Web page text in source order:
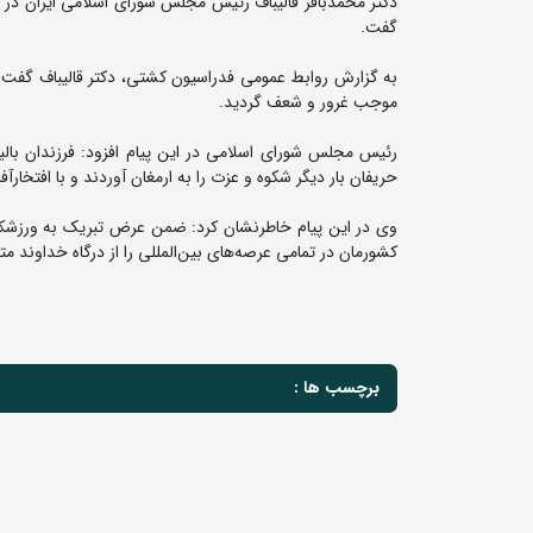
گفت.
به گزارش روابط عمومی فدراسیون کشتی، دکتر قالیباف
موجب غرور و شعف گردید.
رئیس مجلس شورای اسلامی در این پیام افزود: فرزندان
حریفان‌ بار دیگر شکوه و عزت را به ارمغان آوردند و با
وی در این پیام خاطرنشان کرد: ضمن عرض تبریک به
کشورمان در تمامی عرصه‌های بین‌المللی را از درگاه خداوند
برچسب ها :